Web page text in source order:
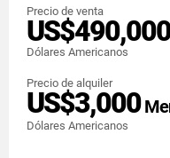
Precio de venta
US$490,000
Dólares Americanos
Precio de alquiler
US$3,000
Dólares Americanos